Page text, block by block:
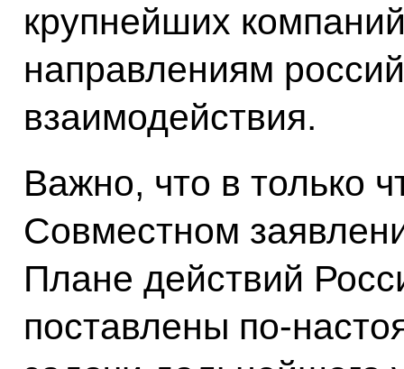
крупнейших
направлениям
взаимодействия.
Важно, что в только
Совместном
Плане действий
поставлены по-